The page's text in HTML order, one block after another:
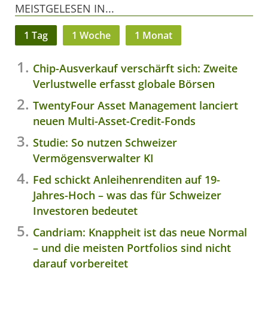
MEISTGELESEN IN...
1 Tag 1 Woche 1 Monat
Chip-Ausverkauf verschärft sich: Zweite
Verlustwelle erfasst globale Börsen
TwentyFour Asset Management lanciert
neuen Multi-Asset-Credit-Fonds
Studie: So nutzen Schweizer
Vermögensverwalter KI
Fed schickt Anleihenrenditen auf 19-
Jahres-Hoch – was das für Schweizer
Investoren bedeutet
Candriam: Knappheit ist das neue Normal
– und die meisten Portfolios sind nicht
darauf vorbereitet